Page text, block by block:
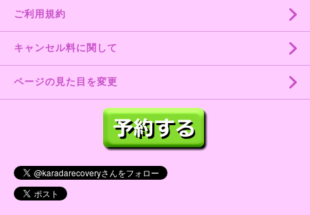
ご利用規約
キャンセル料に関して
ページの見た目を変更